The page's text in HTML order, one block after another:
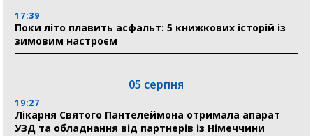
17:39
Поки літо плавить асфальт: 5 книжкових історій із
зимовим настроєм
05 серпня
19:27
Лікарня Святого Пантелеймона отримала апарат
УЗД та обладнання від партнерів із Німеччини